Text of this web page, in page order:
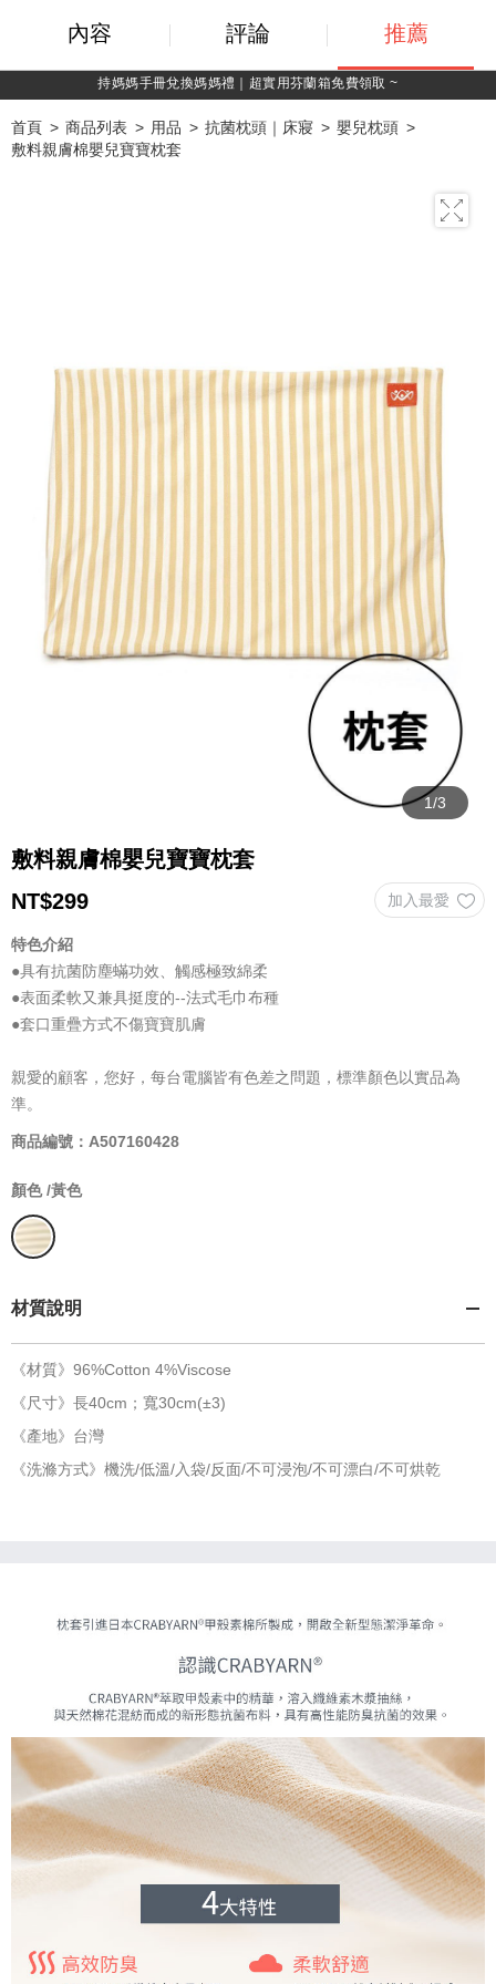
持媽媽手冊兌換媽媽禮｜超實用芬蘭箱免費領取 ~
首頁 商品列表 用品 抗菌枕頭｜床寢
嬰兒枕頭
敷料親膚棉嬰兒寶寶枕套
敷料親膚棉嬰兒寶寶枕套
NT$299
特色介紹
●具有抗菌防塵蟎功效、觸感極致綿柔
●表面柔軟又兼具挺度的--法式毛巾布種
●套口重疊方式不傷寶寶肌膚
親愛的顧客，您好，每台電腦皆有色差之問題，標準顏色以實品為
準。
商品編號：A507160428
顏色 /黃色
材質說明
《材質》96%Cotton 4%Viscose
《尺寸》長40cm；寬30cm(±3)
《產地》台灣
《洗滌方式》機洗/低溫/入袋/反面/不可浸泡/不可漂白/不可烘乾
內容 評論 推薦